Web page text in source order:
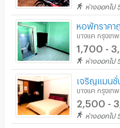
ห่างออกไป
หอพักราคา
บางแค กรุงเท
1,700 -
ห่างออกไป
เจริญแมนชั่
บางแค กรุงเท
2,500 -
ห่างออกไป